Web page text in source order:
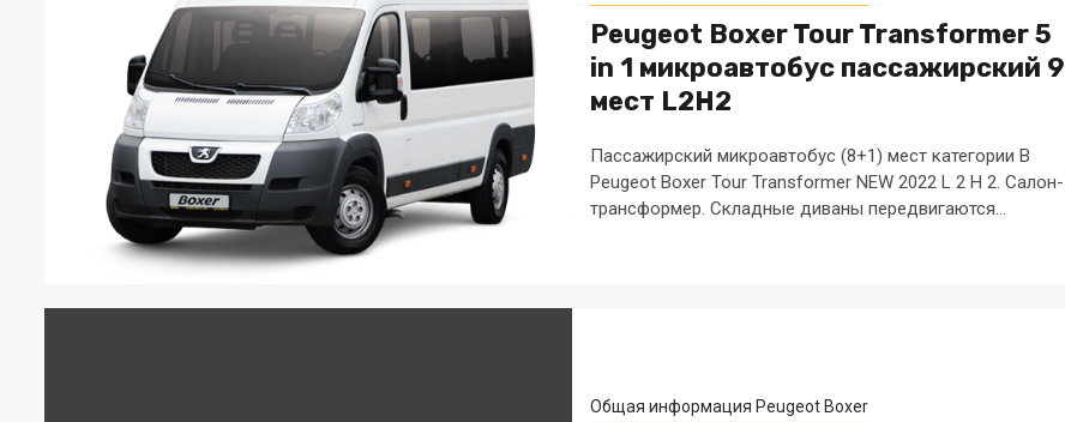
Peugeot Boxer Tour Transformer 5
in 1 микроавтобус пассажирский 9
мест L2H2
Пассажирский микроавтобус (8+1) мест категории В
Peugeot Boxer Tour Transformer NEW 2022 L 2 H 2. Салон-
трансформер. Складные диваны передвигаются...
Общая информация Peugeot Boxer